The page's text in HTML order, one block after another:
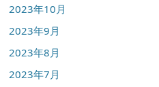
2023年10月
2023年9月
2023年8月
2023年7月